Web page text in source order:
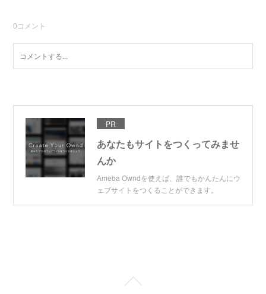
0コメント
PR
あなたもサイトをつくってみませ
んか
Ameba Owndを使えば、誰でもかんたんにウ
ェブサイトをつくることができます。